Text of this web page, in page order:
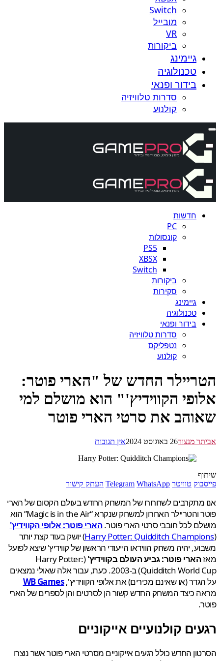
Switch
מובייל
VR
ביקורות
גיימינג
טכנולוגיה
בידור ופנאי
סדרות טלוויזיה
קולנוע
חדשות
PC
קונסולות
PS5
XBSX
Switch
ביקורות
סקירות
גיימינג
טכנולוגיה
בידור ופנאי
סדרות טלוויזיה
נטפליקס
קולנוע
החדש של "הארי פוטר:
הקווידיץ'" הוא מושלם למי
את סרטי הארי פוטר
מנצור26 באוגוסט 2024 אין תגובות
טוויטר Telegram WhatsApp העתק קישור
מתקרבים לשחרורו של המשחק החדש בעולם הקסום של הארי
פוטר והטריילר האחרון למשחק שנקרא “Magic is in the Air” הוא
לכל חובבי סרטי הארי פוטר.הארי פוטר: אלופי הקווידיץ'
Harry Potter: Quidditch) יושק בעוד קצת יותר
יהיה משחק הווידאו הייעודי הראשון של קווידיץ' שיצא לפועל
הארי פוטר: גביע העולם בקווידיץ' (Harry Potter:
Quidditch World Cup) ב-2003. כעת, עבור אלה שאולי נמצאים
(או שאינם מכירים) את אלופי הקווידיץ',WB Games
כיצד המשחק החדש קשור הן לסרטים והן לספרים של הארי
קולנועיים אייקוניים
החדש כולל רגעים אייקוניים מסרטי הארי פוטר אשר נוצרו